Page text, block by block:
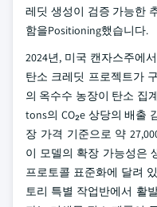
레딧 생성이 검증 가능한
함을Positioning했습니다.
2024년, 미국 캔자스주에
탄소 크레딧 프로젝트가
의 옥수수 농장이 탄소 집
tons의 CO₂e 상당의 배출
장 가격 기준으로 약
이 모델의 확장 가능성은
프로토콜 표준화에 달려
토리 특별 작업반에서 활